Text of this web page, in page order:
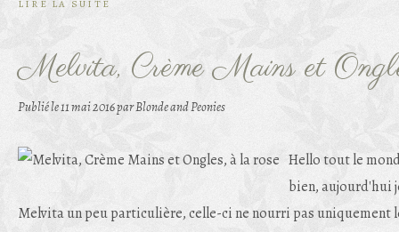
LIRE LA SUITE
Melvita, Crème Mains et
Publié le11 mai 2016par Blonde and Peonies
Hello tout le
bien, aujourd'hui
Melvita un peu particulière, celle-ci ne nourri pas uniquement